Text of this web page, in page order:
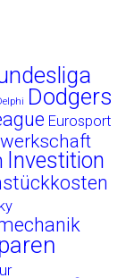
Dodgers
Eurosport
Investition